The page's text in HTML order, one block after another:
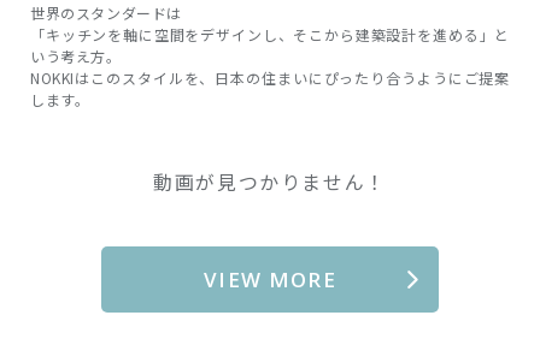
世界のスタンダードは
「キッチンを軸に空間をデザインし、そこから建築設計を進める」と
いう考え方。
NOKKIはこのスタイルを、日本の住まいにぴったり合うようにご提案
します。
動画が見つかりません！
VIEW MORE